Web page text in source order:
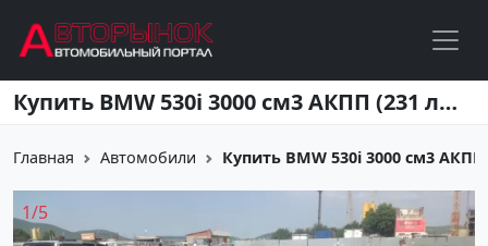
Перейти к основному содержанию Купить BMW 530i 3000 см3 АКПП (231 л.с.) Бензин инжектор в Новороссийск: цвет серый Седан 2004 года по цене 600000 рублей, объявление №1650 на сайте Авторынок23
Главная Автомобили Купить BMW 530i 3000 см3
1/5